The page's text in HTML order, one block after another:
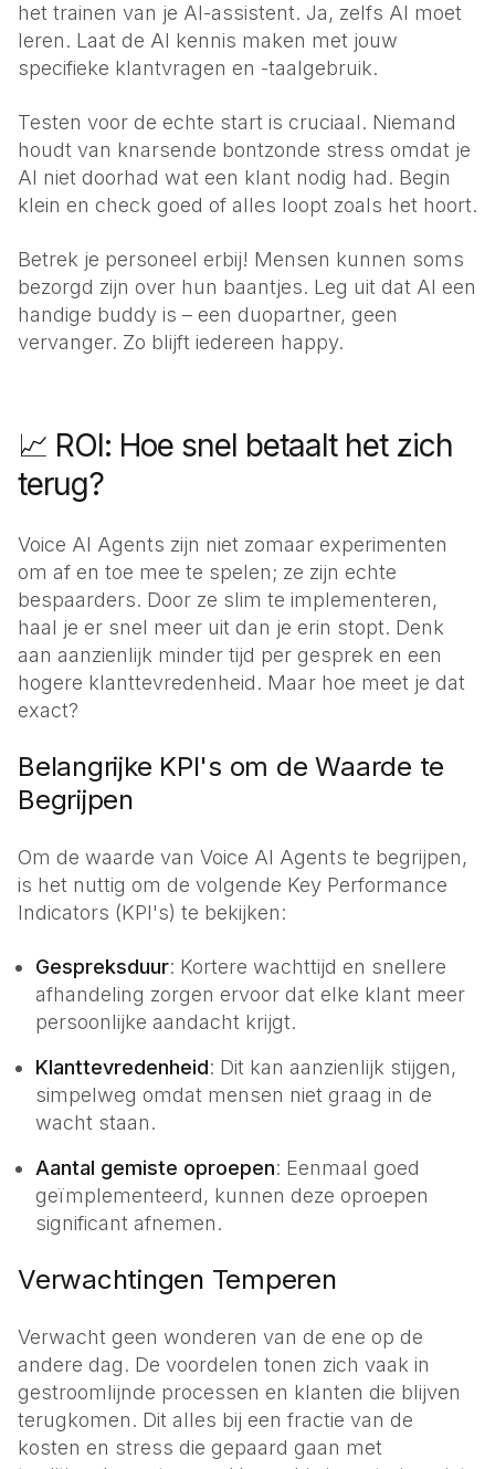
het trainen van je AI-assistent. Ja, zelfs AI moet
leren. Laat de AI kennis maken met jouw
specifieke klantvragen en -taalgebruik.
Testen voor de echte start is cruciaal. Niemand
houdt van knarsende bontzonde stress omdat je
AI niet doorhad wat een klant nodig had. Begin
klein en check goed of alles loopt zoals het hoort.
Betrek je personeel erbij! Mensen kunnen soms
bezorgd zijn over hun baantjes. Leg uit dat AI een
handige buddy is – een duopartner, geen
vervanger. Zo blijft iedereen happy.
📈 ROI: Hoe snel betaalt het zich
terug?
Voice AI Agents zijn niet zomaar experimenten
om af en toe mee te spelen; ze zijn echte
bespaarders. Door ze slim te implementeren,
haal je er snel meer uit dan je erin stopt. Denk
aan aanzienlijk minder tijd per gesprek en een
hogere klanttevredenheid. Maar hoe meet je dat
exact?
Belangrijke KPI's om de Waarde te
Begrijpen
Om de waarde van Voice AI Agents te begrijpen,
is het nuttig om de volgende Key Performance
Indicators (KPI's) te bekijken:
Gespreksduur: Kortere wachttijd en snellere
afhandeling zorgen ervoor dat elke klant meer
persoonlijke aandacht krijgt.
Klanttevredenheid: Dit kan aanzienlijk stijgen,
simpelweg omdat mensen niet graag in de
wacht staan.
Aantal gemiste oproepen: Eenmaal goed
geïmplementeerd, kunnen deze oproepen
significant afnemen.
Verwachtingen Temperen
Verwacht geen wonderen van de ene op de
andere dag. De voordelen tonen zich vaak in
gestroomlijnde processen en klanten die blijven
terugkomen. Dit alles bij een fractie van de
kosten en stress die gepaard gaan met